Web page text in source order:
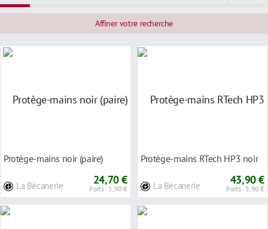
Affiner votre recherche
Protège-mains noir (paire)
La Bécanerie 24,70 €
Ports : 5,90 €
Protège-mains RTech HP3 noir
La Bécanerie 43,90 €
Ports : 5,90 €